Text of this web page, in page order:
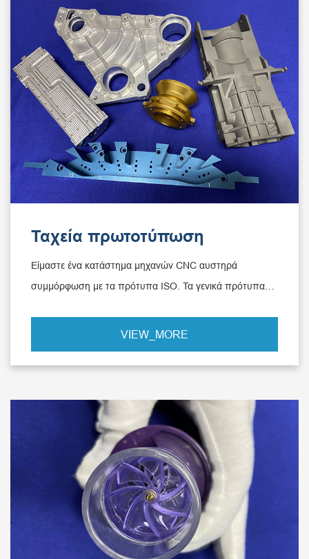
Ταχεία πρωτοτύπωση
Είμαστε ένα κατάστημα μηχανών CNC αυστηρά
συμμόρφωση με τα πρότυπα ISO. Τα γενικά πρότυπα
VIEW_MORE